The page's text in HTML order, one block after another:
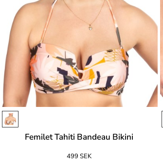
Femilet Tahiti Bandeau Bikini
499 SEK